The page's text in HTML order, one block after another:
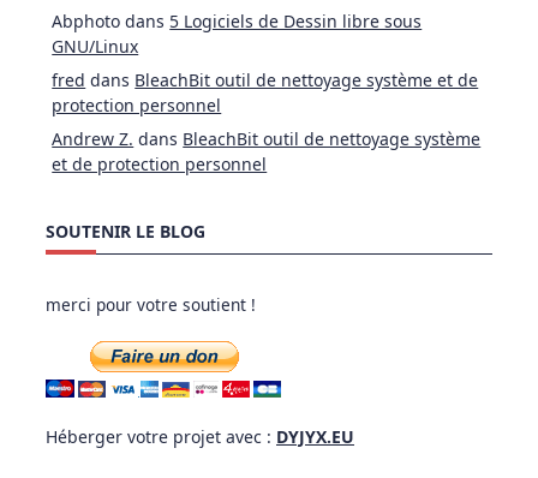
Abphoto dans 5 Logiciels de Dessin libre sous
GNU/Linux
fred dans BleachBit outil de nettoyage système et de
protection personnel
Andrew Z. dans BleachBit outil de nettoyage système
et de protection personnel
SOUTENIR LE BLOG
merci pour votre soutient !
Héberger votre projet avec : DYJYX.EU